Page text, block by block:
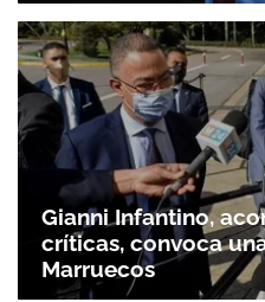
Gianni Infantino,
críticas, convoca
Marruecos